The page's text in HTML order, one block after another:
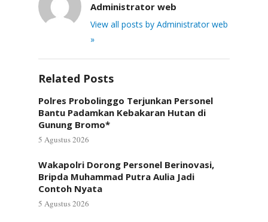
Administrator web
View all posts by Administrator web
»
Related Posts
Polres Probolinggo Terjunkan Personel
Bantu Padamkan Kebakaran Hutan di
Gunung Bromo*
5 Agustus 2026
Wakapolri Dorong Personel Berinovasi,
Bripda Muhammad Putra Aulia Jadi
Contoh Nyata
5 Agustus 2026